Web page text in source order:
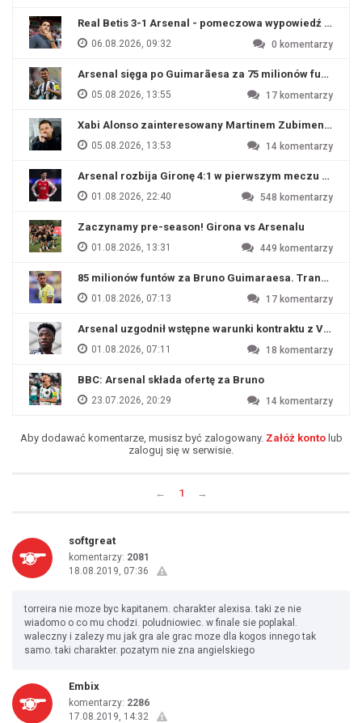
Real Betis 3-1 Arsenal - pomeczowa wypowiedź Artety
06.08.2026, 09:32 0 komentarzy
Arsenal sięga po Guimarãesa za 75 milionów funtów
05.08.2026, 13:55 17 komentarzy
Xabi Alonso zainteresowany Martinem Zubimendim
05.08.2026, 13:53 14 komentarzy
Arsenal rozbija Gironę 4:1 w pierwszym meczu
01.08.2026, 22:40 548 komentarzy
Zaczynamy pre-season! Girona vs Arsenalu
01.08.2026, 13:31 449 komentarzy
85 milionów funtów za Bruno Guimaraesa. Transfer
01.08.2026, 07:13 17 komentarzy
Arsenal uzgodnił wstępne warunki kontraktu z
01.08.2026, 07:11 18 komentarzy
BBC: Arsenal składa ofertę za Bruno
23.07.2026, 20:29 14 komentarzy
Aby dodawać komentarze, musisz być zalogowany. Załóż kontolub
zaloguj się w serwisie.
← 1 →
softgreat
komentarzy: 2081
18.08.2019, 07:36
torreira nie moze byc kapitanem. charakter alexisa. taki ze nie
wiadomo o co mu chodzi. poludniowiec. w finale sie poplakal.
waleczny i zalezy mu jak gra ale grac moze dla kogos innego tak
samo. taki charakter. pozatym nie zna angielskiego
Embix
komentarzy: 2286
17.08.2019, 14:32